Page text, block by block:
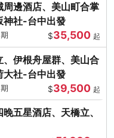
邊酒店、美山町合掌
神社-台中出發
$35,500 起
伊根舟屋群、美山合
大社-台中出發
$39,500 起
五星酒店、天橋立、